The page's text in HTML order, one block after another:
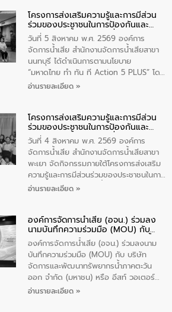
วัดสิงห์ จังหวัดชัยนาท โดยมีนายแสงชัย
สุขชื่น นายกเทศมนตรีตำบลวัดสิงห์ คณะผู้
บริหารเทศบาลตำบลวัดสิงห์ ผู้นำชุมชน และ
ประชาชนในพื้นที่เทศบาลตำบลวัดสิงก์ที่มี
ส่วนได้ส่วนเสียในโครงก่อสร้างศูนย์บริหาร
จัดการคุณภาพน้ำเทศบาลตำบลวัดสิงห์
จังหวัดชัยนาท ให้การต้อนรับ
โครงการส่งเสริมความรู้และการมีส่วน
ร่วมของประชาชนในการป้องกันและ
แก้ไขปัญหาน้ำเสียอย่างยั่งยืน
วันที่ 5 สิงหาคม พ.ศ. 2569 องค์การ
จัดการน้ำเสีย สำนักงานจัดการน้ำเสียสาขา
นนทบุรี ได้ดำเนินการตามนโยบาย
“มหาดไทย ทำ ทัน ที Action 5 PLUS” โดย
จัดโครงการส่งเสริมความรู้และการมีส่วน
“ชุมชนร่วมใจ น้ำใสยั่งยืน” ได้บรรยายให้
ความรู้เกี่ยวกับการจัดการน้ำเสียและการใช้
ถังดักไขมันให้แก่นักเรียนโรงเรียนวัดบ่อ
(นันทวิทยา) เทศบาลนครปากเกร็ด อำเภอ
ปากเกร็ด จังหวัดนนทบุรี จำนวน 30 คน
อ่านรายละเอียด »
โครงการส่งเสริมความรู้และการมีส่วน
ร่วมของประชาชนในการป้องกันและ
แก้ไขปัญหาน้ำเสียอย่างยั่งยืน
วันที่ 4 สิงหาคม พ.ศ. 2569 องค์การ
จัดการน้ำเสีย สำนักงานจัดการน้ำเสียสาขา
พะเยา จัดกิจกรรมภายใต้โครงการส่งเสริม
ความรู้และการมีส่วนร่วมของประชาชนในการ
ป้องกันและแก้ไขปัญหาน้ำเสียอย่างยั่งยืน
ชุมชนและการบำบัดน้ำเสียเบื้องต้น ให้กับ
นักเรียนชั้นประถมศึกษาปีที่ 5 โรงเรียน
เทศบาล 1 (พะเยาประชานุกูล) จำนวน 30
คน
อ่านรายละเอียด »
องค์การจัดการน้ำเสีย (อจน.) ร่วมลง
นามบันทึกความร่วมมือ (MOU) กับ
บริษัท จัดการและพัฒนาทรัพยากรน้ำ
ภาคตะวันออก จำกัด (มหาชน) หรือ อีส
ท์ วอเตอร์
องค์การจัดการน้ำเสีย (อจน.) ร่วมลงนาม
บันทึกความร่วมมือ (MOU) กับ บริษัท
จัดการและพัฒนาทรัพยากรน้ำภาคตะวัน
ออก จำกัด (มหาชน) หรือ อีสท์ วอเตอร์
เมื่อวันอังคารที่ 4 สิงหาคม 2569 ณ ห้อง
อ่านรายละเอียด »